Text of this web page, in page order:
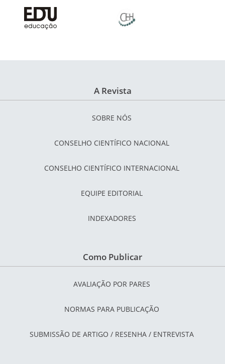
A Revista
SOBRE NÓS
CONSELHO CIENTÍFICO NACIONAL
CONSELHO CIENTÍFICO INTERNACIONAL
EQUIPE EDITORIAL
INDEXADORES
Como Publicar
AVALIAÇÃO POR PARES
NORMAS PARA PUBLICAÇÃO
SUBMISSÃO DE ARTIGO / RESENHA / ENTREVISTA